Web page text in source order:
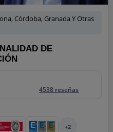
Córdoba, Granada Y Otras
DE
4538 reseñas
+2